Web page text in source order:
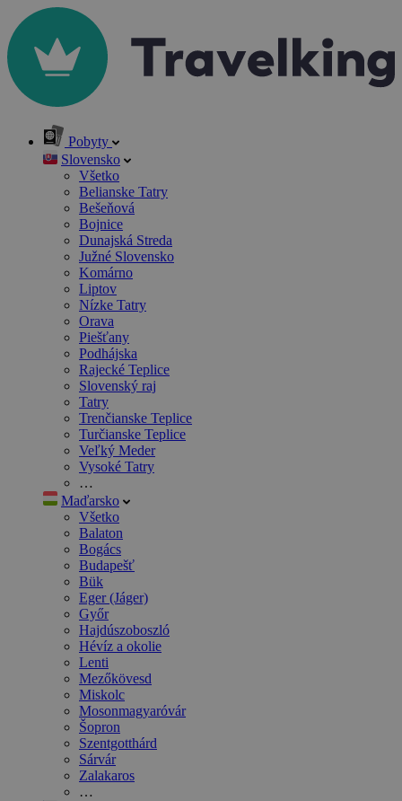
Pobyty
Slovensko
Všetko
Belianske Tatry
Bešeňová
Bojnice
Dunajská Streda
Južné Slovensko
Komárno
Liptov
Nízke Tatry
Orava
Piešťany
Podhájska
Rajecké Teplice
Slovenský raj
Tatry
Trenčianske Teplice
Turčianske Teplice
Veľký Meder
Vysoké Tatry
…
Maďarsko
Všetko
Balaton
Bogács
Budapešť
Bük
Eger (Jáger)
Győr
Hajdúszoboszló
Hévíz a okolie
Lenti
Mezőkövesd
Miskolc
Mosonmagyaróvár
Šopron
Szentgotthárd
Sárvár
Zalakaros
…